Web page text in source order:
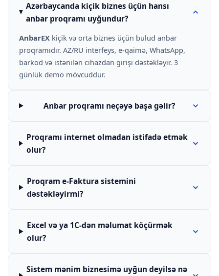
Azərbaycanda kiçik biznes üçün hansı
anbar proqramı uyğundur?
AnbarEX kiçik və orta biznes üçün bulud anbar
proqramıdır. AZ/RU interfeys, e-qaimə, WhatsApp,
barkod və istənilən cihazdan girişi dəstəkləyir. 3
günlük demo mövcuddur.
Anbar proqramı neçəyə başa gəlir?
Proqramı internet olmadan istifadə etmək
olur?
Proqram e-Faktura sistemini
dəstəkləyirmi?
Excel və ya 1C-dən məlumat köçürmək
olur?
Sistem mənim biznesimə uyğun deyilsə nə